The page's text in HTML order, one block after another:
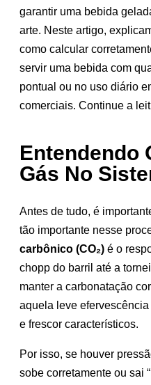
garantir uma bebida
arte. Neste artigo,
como calcular
servir uma bebida com
pontual ou no uso diário
comerciais. Continue a
Entendendo
Gás No
Antes de tudo, é
tão importante nesse
carbônico (CO₂) é o
chopp do barril até a
manter a carbonatação
aquela leve
e frescor característicos.
Por isso, se houver
sobe corretamente ou sai